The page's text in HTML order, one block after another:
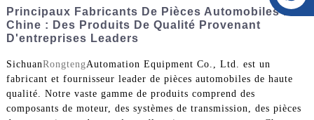
+86 138 8076 0589
Principaux Fabricants De Pièces Automobiles En
Chine : Des Produits De Qualité Provenant
D'entreprises Leaders
SichuanRongtengAutomation Equipment Co., Ltd. est un
fabricant et fournisseur leader de pièces automobiles de haute
qualité. Notre vaste gamme de produits comprend des
composants de moteur, des systèmes de transmission, des pièces